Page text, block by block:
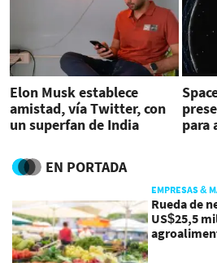
Elon Musk establece
amistad, vía Twitter, con
un superfan de India
para
EN PORTADA
EMPRESAS &
Rueda de
US$25,5